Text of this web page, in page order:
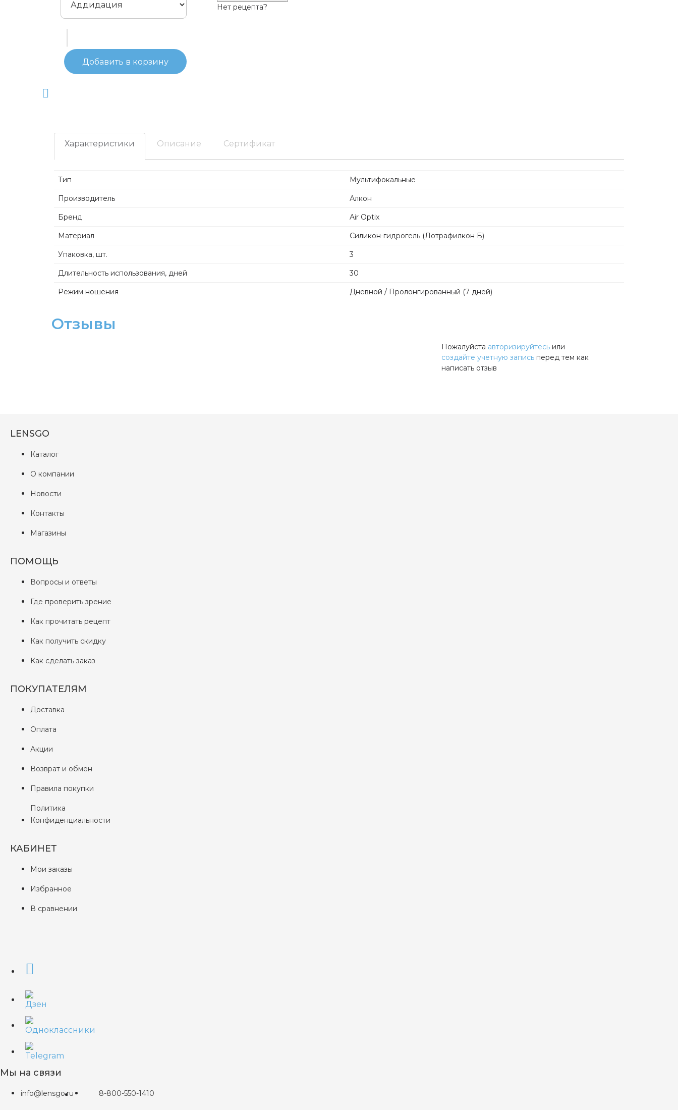
Нет рецепта?
Добавить в корзину
Характеристики Описание Сертификат
Тип Мультифокальные
Производитель Алкон
Бренд Air Optix
Материал Силикон-гидрогель (Лотрафилкон Б)
Упаковка, шт. 3
Длительность использования, дней 30
Режим ношения Дневной / Пролонгированный (7 дней)
Кислородная проницаемость линзы, Dk/t
Отзывы
Пожалуйста авторизируйтесь или
создайте учетную запись перед тем как
написать отзыв
LENSGO
Каталог
О компании
Новости
Контакты
Магазины
ПОМОЩЬ
Вопросы и ответы
Где проверить зрение
Как прочитать рецепт
Как получить скидку
Как сделать заказ
ПОКУПАТЕЛЯМ
Доставка
Оплата
Акции
Возврат и обмен
Правила покупки
Политика
Конфиденциальности
КАБИНЕТ
Мои заказы
Избранное
В сравнении
Мы на связи
info@lensgo.ru 8-800-550-1410